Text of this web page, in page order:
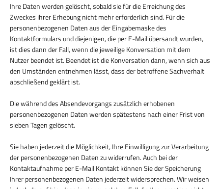
Ihre Daten werden gelöscht, sobald sie für die Erreichung des
Zweckes ihrer Erhebung nicht mehr erforderlich sind. Für die
personenbezogenen Daten aus der Eingabemaske des
Kontaktformulars und diejenigen, die per E-Mail übersandt wurden,
ist dies dann der Fall, wenn die jeweilige Konversation mit dem
Nutzer beendet ist. Beendet ist die Konversation dann, wenn sich aus
den Umständen entnehmen lässt, dass der betroffene Sachverhalt
abschließend geklärt ist.
Die während des Absendevorgangs zusätzlich erhobenen
personenbezogenen Daten werden spätestens nach einer Frist von
sieben Tagen gelöscht.
Sie haben jederzeit die Möglichkeit, Ihre Einwilligung zur Verarbeitung
der personenbezogenen Daten zu widerrufen. Auch bei der
Kontaktaufnahme per E-Mail Kontakt können Sie der Speicherung
Ihrer personenbezogenen Daten jederzeit widersprechen. Wir weisen